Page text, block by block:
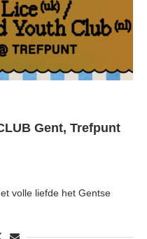
Gent, Trefpunt
volle liefde het Gentse